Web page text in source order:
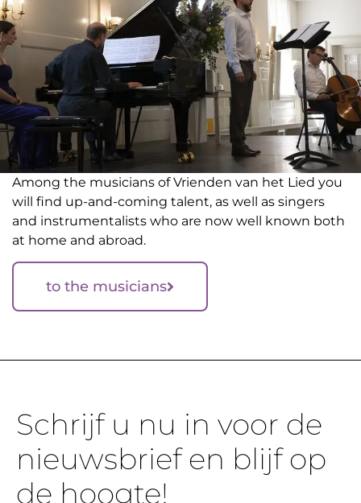
Among the musicians of Vrienden van het Lied you
will find up-and-coming talent, as well as singers
and instrumentalists who are now well known both
at home and abroad.
to the musicians
Schrijf u nu in voor de
nieuwsbrief en blijf op
de hoogte!